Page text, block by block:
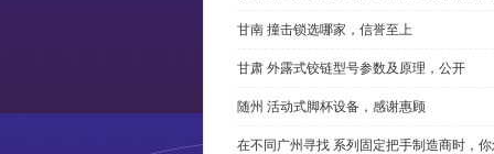
甘南 撞击锁选哪家，信誉至上
甘肃 外露式铰链型号参数及原理，公开
随州 活动式脚杯设备，感谢惠顾
在不同广州寻找 系列固定把手制造商时，